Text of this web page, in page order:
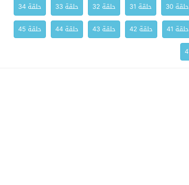
حلقة 30 حلقة 31 حلقة 32 حلقة 33
حلقة 34
حلقة 41 حلقة 42 حلقة 43 حلقة 44
حلقة 45